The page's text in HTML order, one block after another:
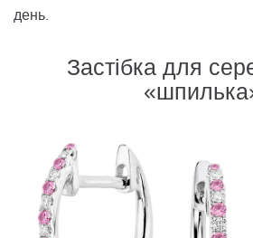
день.
Застібка для